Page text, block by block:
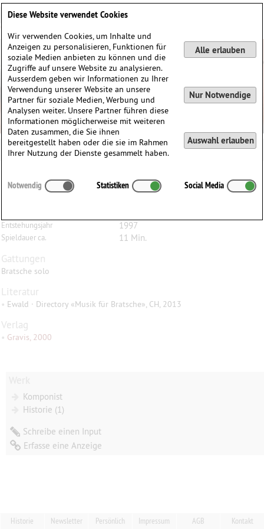
Entgrenzung, für Bratsche
Entstehungsjahr 1997
Spieldauer ca. 11 Min.
Gattungen
Bratsche solo
Literatur
• Ewald · Directory «Musik für Bratsche», CH, 2013
Verlag
• Gravis, 2000
Komponist
Historie (1)
Schreibe einen Input
Erfasse eine Anzeige
Historie Newsletter Persönlich Impressum AGB Kontakt
Diese Website verwendet Cookies
Wir verwenden Cookies, um Inhalte und
Anzeigen zu personalisieren, Funktionen für
soziale Medien anbieten zu können und die
Zugriffe auf unsere Website zu analysieren.
Ausserdem geben wir Informationen zu Ihrer
Verwendung unserer Website an unsere
Partner für soziale Medien, Werbung und
Analysen weiter. Unsere Partner führen diese
Informationen möglicherweise mit weiteren
Daten zusammen, die Sie ihnen
bereitgestellt haben oder die sie im Rahmen
Ihrer Nutzung der Dienste gesammelt haben.
Alle erlauben
Nur Notwendige
Auswahl erlauben
Notwendig Statistiken Social Media